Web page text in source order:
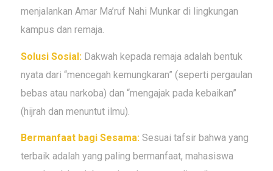
menjalankan Amar Ma’ruf Nahi Munkardi lingkungan
kampus dan remaja.
Solusi Sosial:Dakwah kepada remaja adalah bentuk
nyata dari “mencegah kemungkaran” (seperti pergaulan
bebas atau narkoba) dan “mengajak pada kebaikan”
(hijrah dan menuntut ilmu).
Bermanfaat bagi Sesama:Sesuai tafsir bahwa yang
terbaik adalah yang paling bermanfaat, mahasiswa